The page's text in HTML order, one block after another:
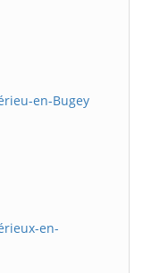
en-Bugey
en-